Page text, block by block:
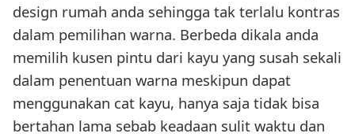
design rumah anda sehingga tak terlalu kontras
dalam pemilihan warna. Berbeda dikala anda
memilih kusen pintu dari kayu yang susah sekali
dalam penentuan warna meskipun dapat
menggunakan cat kayu, hanya saja tidak bisa
bertahan lama sebab keadaan sulit waktu dan